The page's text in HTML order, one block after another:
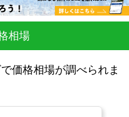
相場
価格相場が調べられま